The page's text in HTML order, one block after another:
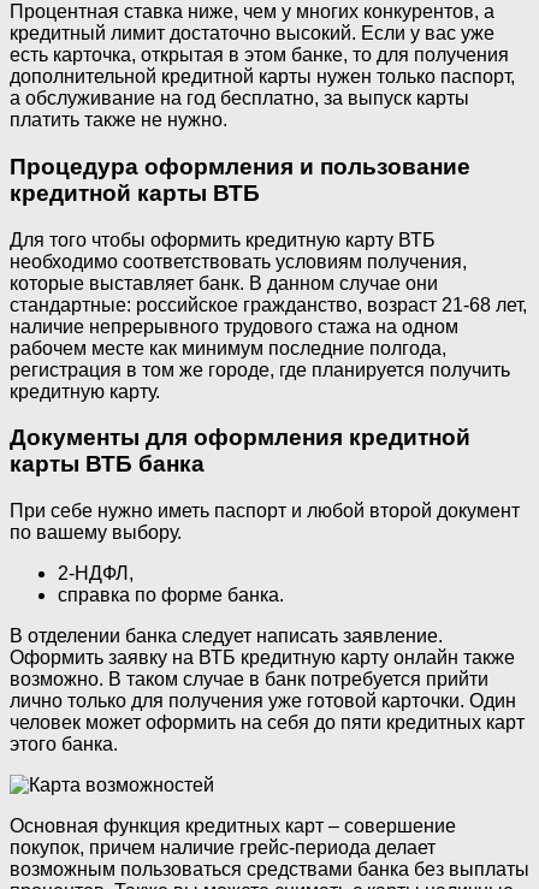
Процентная ставка ниже, чем у многих конкурентов, а
кредитный лимит достаточно высокий. Если у вас уже
есть карточка, открытая в этом банке, то для получения
дополнительной кредитной карты нужен только паспорт,
а обслуживание на год бесплатно, за выпуск карты
платить также не нужно.
Процедура оформления и пользование
кредитной карты ВТБ
Для того чтобы оформить кредитную карту ВТБ
необходимо соответствовать условиям получения,
которые выставляет банк. В данном случае они
стандартные: российское гражданство, возраст 21-68 лет,
наличие непрерывного трудового стажа на одном
рабочем месте как минимум последние полгода,
регистрация в том же городе, где планируется получить
кредитную карту.
Документы для оформления кредитной
карты ВТБ банка
При себе нужно иметь паспорт и любой второй документ
по вашему выбору.
2-НДФЛ,
справка по форме банка.
В отделении банка следует написать заявление.
Оформить заявку на ВТБ кредитную карту онлайн также
возможно. В таком случае в банк потребуется прийти
лично только для получения уже готовой карточки. Один
человек может оформить на себя до пяти кредитных карт
этого банка.
Основная функция кредитных карт – совершение
покупок, причем наличие грейс-периода делает
возможным пользоваться средствами банка без выплаты